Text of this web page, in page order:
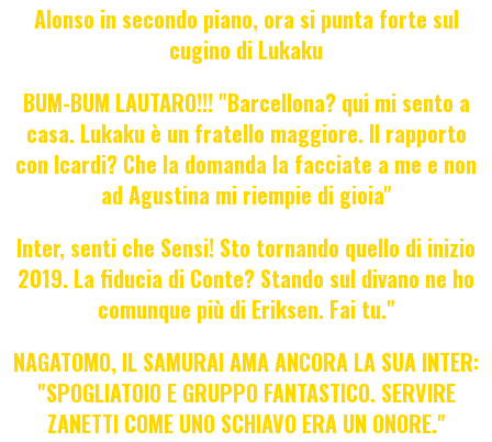
Alonso in secondo piano, ora si punta forte sul
cugino di Lukaku
BUM-BUM LAUTARO!!! "Barcellona? qui mi sento a
casa. Lukaku è un fratello maggiore. Il rapporto
con Icardi? Che la domanda la facciate a me e non
ad Agustina mi riempie di gioia"
Inter, senti che Sensi! Sto tornando quello di inizio
2019. La fiducia di Conte? Stando sul divano ne ho
comunque più di Eriksen. Fai tu."
NAGATOMO, IL SAMURAI AMA ANCORA LA SUA INTER:
"SPOGLIATOIO E GRUPPO FANTASTICO. SERVIRE
ZANETTI COME UNO SCHIAVO ERA UN ONORE."